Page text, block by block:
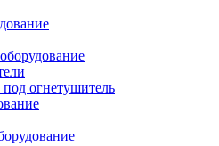
огнетушитель